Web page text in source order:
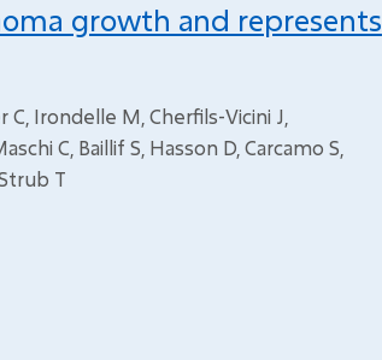
growth and represents
C, Irondelle M, Cherfils-Vicini J,
C, Baillif S, Hasson D, Carcamo S,
T